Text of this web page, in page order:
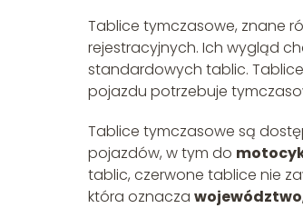
Tablice tymczasowe, znane
rejestracyjnych. Ich wygląd
standardowych tablic.
pojazdu potrzebuje
Tablice tymczasowe są
pojazdów, w tym do
tablic, czerwone tablice nie
która oznacza województwo